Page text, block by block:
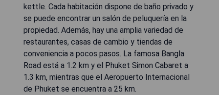
kettle. Cada habitación dispone de baño privado y
se puede encontrar un salón de peluquería en la
propiedad. Además, hay una amplia variedad de
restaurantes, casas de cambio y tiendas de
conveniencia a pocos pasos. La famosa Bangla
Road está a 1.2 km y el Phuket Simon Cabaret a
1.3 km, mientras que el Aeropuerto Internacional
de Phuket se encuentra a 25 km.